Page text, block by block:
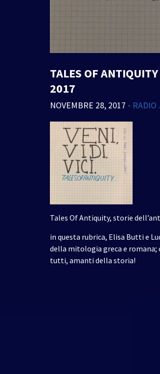
TALES OF
2017
NOVEMBRE 28, 2017 • RADIO
Tales Of Antiquity, storie
in questa rubrica, Elisa Butti e
della mitologia greca e romana;
tutti, amanti della storia!